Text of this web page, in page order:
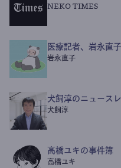
NEKO TIMES
医療記者、岩永直
岩永直子
犬飼淳のニュース
犬飼淳
高橋ユキの事件簿
高橋ユキ